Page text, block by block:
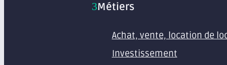
Métiers
Achat, vente, location de
Investissement